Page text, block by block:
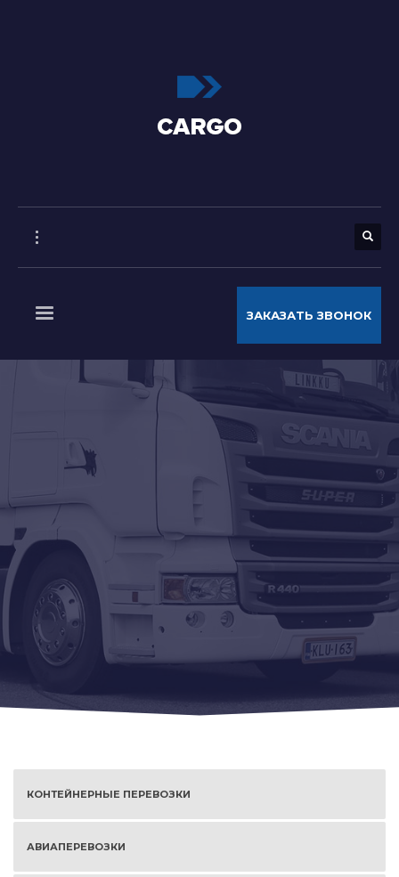
ЗАКАЗАТЬ ЗВОНОК
КОНТЕЙНЕРНЫЕ ПЕРЕВОЗКИ
АВИАПЕРЕВОЗКИ